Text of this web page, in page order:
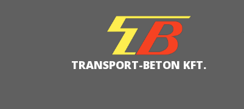
TRANSPORT-BETON KFT.